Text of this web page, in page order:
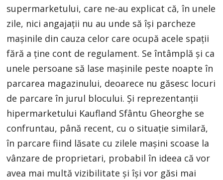
supermarketului, care ne-au explicat că, în unele
zile, nici angajații nu au unde să își parcheze
mașinile din cauza celor care ocupă acele spații
fără a ține cont de regulament. Se întâmplă și ca
unele persoane să lase mașinile peste noapte în
parcarea magazinului, deoarece nu găsesc locuri
de parcare în jurul blocului. Și reprezentanții
hipermarketului Kaufland Sfântu Gheorghe se
confruntau, până recent, cu o situație similară,
în parcare fiind lăsate cu zilele mașini scoase la
vânzare de proprietari, probabil în ideea că vor
avea mai multă vizibilitate și își vor găsi mai